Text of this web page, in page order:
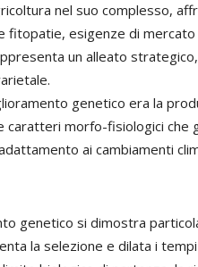
nel suo complesso,
fitopatie, esigenze di
un alleato
genetico era la
caratteri morfo-fisiologici che
ai cambiamenti
genetico si dimostra
la selezione e dilata i